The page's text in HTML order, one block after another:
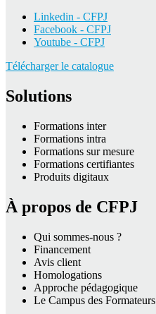
Linkedin - CFPJ
Facebook - CFPJ
Youtube - CFPJ
Télécharger le catalogue
Solutions
Formations inter
Formations intra
Formations sur mesure
Formations certifiantes
Produits digitaux
À propos de CFPJ
Qui sommes-nous ?
Financement
Avis client
Homologations
Approche pédagogique
Le Campus des Formateurs